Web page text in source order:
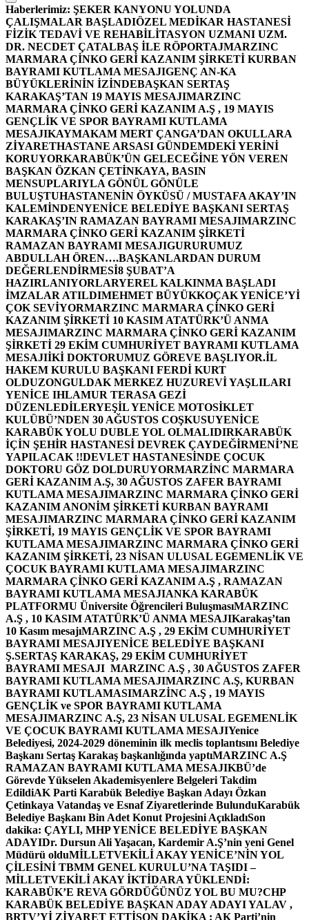
Haberlerimiz: ŞEKER KANYONU YOLUNDA
ÇALIŞMALAR BAŞLADIÖZEL MEDİKAR HASTANESİ
FİZİK TEDAVİ VE REHABİLİTASYON UZMANI UZM.
DR. NECDET ÇATALBAŞ İLE RÖPORTAJMARZINC
MARMARA ÇİNKO GERİ KAZANIM ŞİRKETİ KURBAN
BAYRAMI KUTLAMA MESAJIGENÇ AN-KA
BÜYÜKLERİNİN İZİNDEBAŞKAN SERTAŞ
KARAKAŞ’TAN 19 MAYIS MESAJIMARZINC
MARMARA ÇİNKO GERİ KAZANIM A.Ş , 19 MAYIS
GENÇLİK VE SPOR BAYRAMI KUTLAMA
MESAJIKAYMAKAM MERT ÇANGA’DAN OKULLARA
ZİYARETHASTANE ARSASI GÜNDEMDEKİ YERİNİ
KORUYORKARABÜK’ÜN GELECEĞİNE YÖN VEREN
BAŞKAN ÖZKAN ÇETİNKAYA, BASIN
MENSUPLARIYLA GÖNÜL GÖNÜLE
BULUŞTUHASTANENİN ÖYKÜSÜ / MUSTAFA AKAY’IN
KALEMİNDENYENİCE BELEDİYE BAŞKANI SERTAŞ
KARAKAŞ’IN RAMAZAN BAYRAMI MESAJIMARZINC
MARMARA ÇİNKO GERİ KAZANIM ŞİRKETİ
RAMAZAN BAYRAMI MESAJIGURURUMUZ
ABDULLAH ÖREN….BAŞKANLARDAN DURUM
DEĞERLENDİRMESİ8 ŞUBAT’A
HAZIRLANIYORLARYEREL KALKINMA BAŞLADI
İMZALAR ATILDIMEHMET BÜYÜKKOÇAK YENİCE’Yİ
ÇOK SEVİYORMARZINC MARMARA ÇİNKO GERİ
KAZANIM ŞİRKETİ 10 KASIM ATATÜRK’Ü ANMA
MESAJIMARZINC MARMARA ÇİNKO GERİ KAZANIM
ŞİRKETİ 29 EKİM CUMHURİYET BAYRAMI KUTLAMA
MESAJIİKİ DOKTORUMUZ GÖREVE BAŞLIYOR.İL
HAKEM KURULU BAŞKANI FERDİ KURT
OLDUZONGULDAK MERKEZ HUZUREVİ YAŞLILARI
YENİCE IHLAMUR TERASA GEZİ
DÜZENLEDİLERYEŞİL YENİCE MOTOSİKLET
KULÜBÜ’NDEN 30 AĞUSTOS COŞKUSUYENİCE
KARABÜK YOLU DUBLE YOL OLMALIDIRKARABÜK
İÇİN ŞEHİR HASTANESİ DEVREK ÇAYDEĞİRMENİ’NE
YAPILACAK !!DEVLET HASTANESİNDE ÇOCUK
DOKTORU GÖZ DOLDURUYORMARZİNC MARMARA
GERİ KAZANIM A.Ş, 30 AĞUSTOS ZAFER BAYRAMI
KUTLAMA MESAJIMARZINC MARMARA ÇİNKO GERİ
KAZANIM ANONİM ŞİRKETİ KURBAN BAYRAMI
MESAJIMARZINC MARMARA ÇİNKO GERİ KAZANIM
ŞİRKETİ, 19 MAYIS GENÇLİK VE SPOR BAYRAMI
KUTLAMA MESAJIMARZINC MARMARA ÇİNKO GERİ
KAZANIM ŞİRKETİ, 23 NİSAN ULUSAL EGEMENLİK VE
ÇOCUK BAYRAMI KUTLAMA MESAJIMARZINC
MARMARA ÇİNKO GERİ KAZANIM A.Ş , RAMAZAN
BAYRAMI KUTLAMA MESAJIANKA KARABÜK
PLATFORMU Üniversite Öğrencileri BuluşmasıMARZINC
A.Ş , 10 KASIM ATATÜRK’Ü ANMA MESAJIKarakaş’tan
10 Kasım mesajıMARZINC A.Ş , 29 EKİM CUMHURİYET
BAYRAMI MESAJIYENİCE BELEDİYE BAŞKANI
Ş.SERTAŞ KARAKAŞ, 29 EKİM CUMHURİYET
BAYRAMI MESAJI MARZINC A.Ş , 30 AĞUSTOS ZAFER
BAYRAMI KUTLAMA MESAJIMARZINC A.Ş, KURBAN
BAYRAMI KUTLAMASIMARZİNC A.Ş , 19 MAYIS
GENÇLİK ve SPOR BAYRAMI KUTLAMA
MESAJIMARZINC A.Ş, 23 NİSAN ULUSAL EGEMENLİK
VE ÇOCUK BAYRAMI KUTLAMA MESAJIYenice
Belediyesi, 2024-2029 döneminin ilk meclis toplantısını Belediye
Başkanı Sertaş Karakaş başkanlığında yaptıMARZINC A.Ş
RAMAZAN BAYRAMI KUTLAMA MESAJIKBÜ’de
Görevde Yükselen Akademisyenlere Belgeleri Takdim
EdildiAK Parti Karabük Belediye Başkan Adayı Özkan
Çetinkaya Vatandaş ve Esnaf Ziyaretlerinde BulunduKarabük
Belediye Başkanı Bin Adet Konut Projesini AçıkladıSon
dakika: ÇAYLI, MHP YENİCE BELEDİYE BAŞKAN
ADAYIDr. Dursun Ali Yaşacan, Kardemir A.Ş’nin yeni Genel
Müdürü olduMİLLETVEKİLİ AKAY YENİCE’NİN YOL
ÇİLESİNİ TBMM GENEL KURULU’NA TAŞIDI –
MİLLETVEKİLİ AKAY İKTİDARA YÜKLENDİ:
KARABÜK’E REVA GÖRDÜĞÜNÜZ YOL BU MU?CHP
KARABÜK BELEDİYE BAŞKAN ADAY ADAYI YALAV ,
BRTV’Yİ ZİYARET ETTİSON DAKİKA : AK Parti’nin